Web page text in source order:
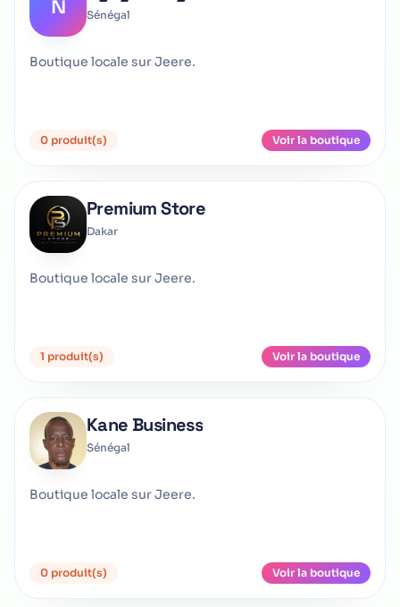
N Sénégal
Boutique locale sur Jeere.
0 produit(s) Voir la boutique
Premium Store
Dakar
Boutique locale sur Jeere.
1 produit(s) Voir la boutique
Kane Business
Sénégal
Boutique locale sur Jeere.
0 produit(s) Voir la boutique